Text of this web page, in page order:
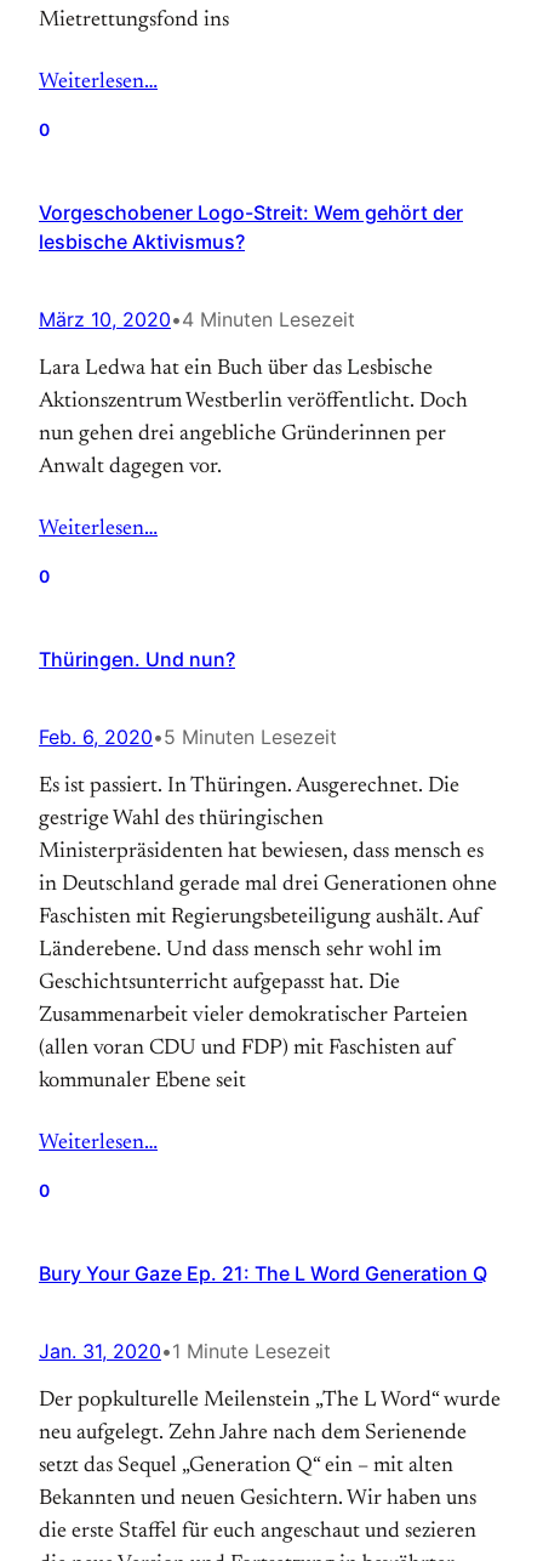
Mietrettungsfond ins
Weiterlesen…
0
Vorgeschobener Logo-Streit: Wem gehört der
lesbische Aktivismus?
März 10, 2020•4 Minuten Lesezeit
Lara Ledwa hat ein Buch über das Lesbische
Aktionszentrum Westberlin veröffentlicht. Doch
nun gehen drei angebliche Gründerinnen per
Anwalt dagegen vor.
Weiterlesen…
0
Thüringen. Und nun?
Feb. 6, 2020•5 Minuten Lesezeit
Es ist passiert. In Thüringen. Ausgerechnet. Die
gestrige Wahl des thüringischen
Ministerpräsidenten hat bewiesen, dass mensch es
in Deutschland gerade mal drei Generationen ohne
Faschisten mit Regierungsbeteiligung aushält. Auf
Länderebene. Und dass mensch sehr wohl im
Geschichtsunterricht aufgepasst hat. Die
Zusammenarbeit vieler demokratischer Parteien
(allen voran CDU und FDP) mit Faschisten auf
kommunaler Ebene seit
Weiterlesen…
0
Bury Your Gaze Ep. 21: The L Word Generation Q
Jan. 31, 2020•1 Minute Lesezeit
Der popkulturelle Meilenstein „The L Word“ wurde
neu aufgelegt. Zehn Jahre nach dem Serienende
setzt das Sequel „Generation Q“ ein – mit alten
Bekannten und neuen Gesichtern. Wir haben uns
die erste Staffel für euch angeschaut und sezieren